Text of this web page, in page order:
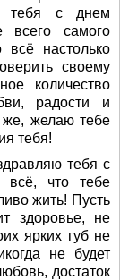
тебя с днем
самого
настолько
своему
количество
радости и
же, желаю тебе
тебя!
тебя с
всё, что тебе
жить! Пусть
здоровье, не
ярких губ не
не будет
достаток